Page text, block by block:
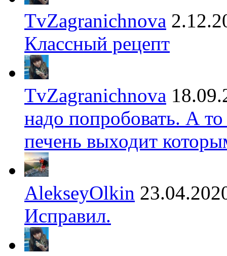
TvZagranichnova
Классный рецепт
TvZagranichnova
надо попробовать. А
печень выходит
AlekseyOlkin
Исправил.